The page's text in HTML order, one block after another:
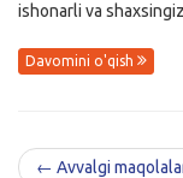
ishonarli va
Davomini o'qish
← Avvalgi